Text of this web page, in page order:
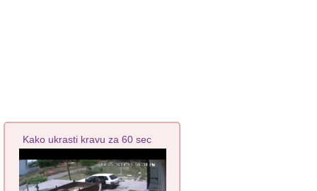
Kako ukrasti kravu za 60 sec